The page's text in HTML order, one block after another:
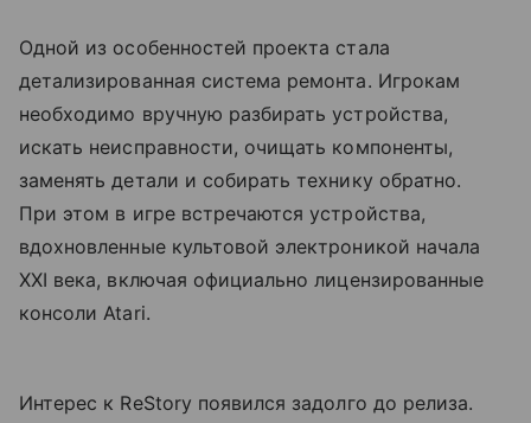
Одной из особенностей проекта стала
детализированная система ремонта. Игрокам
необходимо вручную разбирать устройства,
искать неисправности, очищать компоненты,
заменять детали и собирать технику обратно.
При этом в игре встречаются устройства,
вдохновленные культовой электроникой начала
XXI века, включая официально лицензированные
консоли Atari.
Интерес к ReStory появился задолго до релиза.